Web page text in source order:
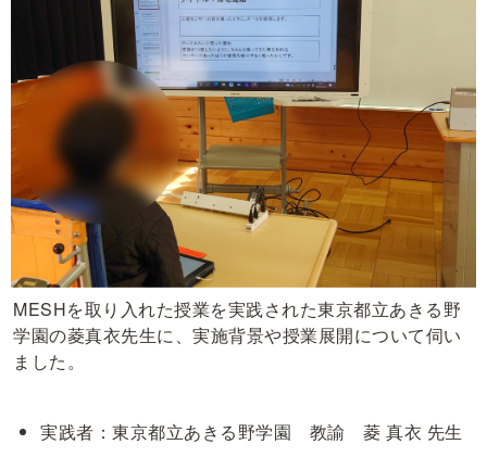
MESHを取り入れた授業を実践された東京都立あきる野
学園の菱真衣先生に、実施背景や授業展開について伺い
ました。
実践者：東京都立あきる野学園　教諭　菱 真衣 先生